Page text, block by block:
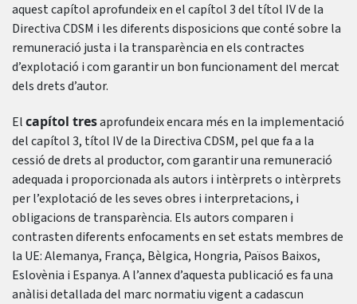
aquest capítol aprofundeix en el capítol 3 del títol IV de la
Directiva CDSM i les diferents disposicions que conté sobre la
remuneració justa i la transparència en els contractes
d’explotació i com garantir un bon funcionament del mercat
dels drets d’autor.
Elcapítol tresaprofundeix encara més en la implementació
del capítol 3, títol IV de la Directiva CDSM, pel que fa a la
cessió de drets al productor, com garantir una remuneració
adequada i proporcionada als autors i intèrprets o intèrprets
per l’explotació de les seves obres i interpretacions, i
obligacions de transparència. Els autors comparen i
contrasten diferents enfocaments en set estats membres de
la UE: Alemanya, França, Bèlgica, Hongria, Països Baixos,
Eslovènia i Espanya. A l’annex d’aquesta publicació es fa una
anàlisi detallada del marc normatiu vigent a cadascun